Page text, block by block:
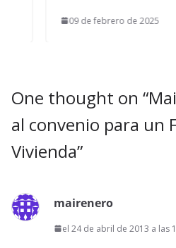
09 de febrero de 2025
One thought on “
al convenio para un
Vivienda”
mairenero
el 24 de abril de 2013 a las